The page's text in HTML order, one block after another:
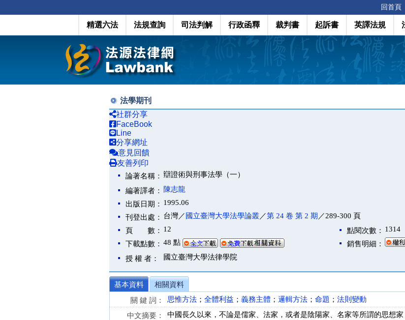
回首頁
精選六法 法規查詢 司法判解 行政函釋 裁判書 起訴書 英譯法規
法學期刊
社群分享
FaceBook
Line
分享網址
意見回饋
友善列印
論著名稱： 辯證術與刑事法學（一）
編著譯者：
陳志龍
出版日期： 1995.06
刊登出處： 台灣／ 國立臺灣大學法學論叢／第 24 卷 第 2 期 ／289-300 頁
頁 數： 12 點閱次數： 1314
下載點數： 48 點
銷售明細：
授 權 者：
國立臺灣大學法律學院
基本資料
相關資料
關 鍵 詞：
思惟方法 ； 全體利益 ； 義務主體 ； 邏輯方法 ； 命題 ； 法則變動
中文摘要：
中國長久以來，不論是儒家、法家，或者是陰陽家、名家等所謂的思想